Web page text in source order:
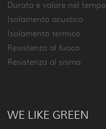
Durata e valore nel tempo
Isolamento acustico
Isolamento termico
Resistenza al fuoco
Resistenza al sisma
WE LIKE GREEN